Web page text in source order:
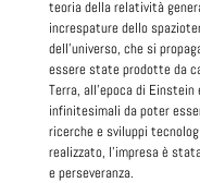
teoria della relatività
increspature dello
dell’universo, che si
essere state prodotte da
Terra, all’epoca di
infinitesimali da poter
ricerche e sviluppi
realizzato, l’impresa è
e perseveranza.